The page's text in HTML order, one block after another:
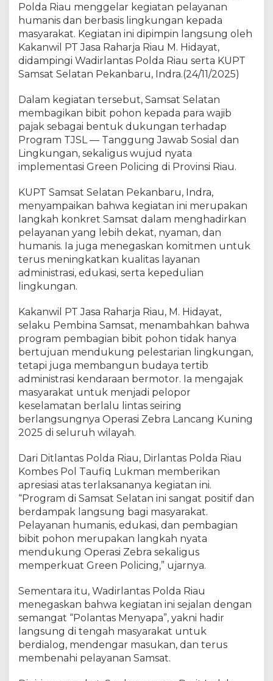
n
H
u
m
a
n
s
d
a
r
e
n
P
o
c
i
W
a
r
n
a
i
P
e
l
a
a
n
a
a
n
O
p
e
r
a
i
Z
e
b
r
a
2
Polda Riau menggelar kegiatan pelayanan
humanis dan berbasis lingkungan kepada
masyarakat. Kegiatan ini dipimpin langsung oleh
Kakanwil PT Jasa Raharja Riau M. Hidayat,
didampingi Wadirlantas Polda Riau serta KUPT
Samsat Selatan Pekanbaru, Indra.(24/11/2025)
Dalam kegiatan tersebut, Samsat Selatan
membagikan bibit pohon kepada para wajib
pajak sebagai bentuk dukungan terhadap
Program TJSL — Tanggung Jawab Sosial dan
Lingkungan, sekaligus wujud nyata
implementasi Green Policing di Provinsi Riau.
KUPT Samsat Selatan Pekanbaru, Indra,
menyampaikan bahwa kegiatan ini merupakan
langkah konkret Samsat dalam menghadirkan
pelayanan yang lebih dekat, nyaman, dan
humanis. Ia juga menegaskan komitmen untuk
terus meningkatkan kualitas layanan
administrasi, edukasi, serta kepedulian
lingkungan.
Kakanwil PT Jasa Raharja Riau, M. Hidayat,
selaku Pembina Samsat, menambahkan bahwa
program pembagian bibit pohon tidak hanya
bertujuan mendukung pelestarian lingkungan,
tetapi juga membangun budaya tertib
administrasi kendaraan bermotor. Ia mengajak
masyarakat untuk menjadi pelopor
keselamatan berlalu lintas seiring
berlangsungnya Operasi Zebra Lancang Kuning
2025 di seluruh wilayah.
Dari Ditlantas Polda Riau, Dirlantas Polda Riau
Kombes Pol Taufiq Lukman memberikan
apresiasi atas terlaksananya kegiatan ini.
“Program di Samsat Selatan ini sangat positif dan
berdampak langsung bagi masyarakat.
Pelayanan humanis, edukasi, dan pembagian
bibit pohon merupakan langkah nyata
mendukung Operasi Zebra sekaligus
memperkuat Green Policing,” ujarnya.
Sementara itu, Wadirlantas Polda Riau
menegaskan bahwa kegiatan ini sejalan dengan
semangat “Polantas Menyapa”, yakni hadir
langsung di tengah masyarakat untuk
berdialog, mendengar masukan, dan terus
membenahi pelayanan Samsat.